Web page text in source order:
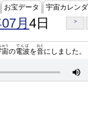
お宝データ 宇宙カレン
月 4日 >
宙
ゅう
の電波
でんぱ
を音
おと
にしました。